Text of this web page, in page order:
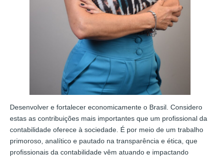
Desenvolver e fortalecer economicamente o Brasil. Considero
estas as contribuições mais importantes que um profissional da
contabilidade oferece à sociedade. É por meio de um trabalho
primoroso, analítico e pautado na transparência e ética, que
profissionais da contabilidade vêm atuando e impactando